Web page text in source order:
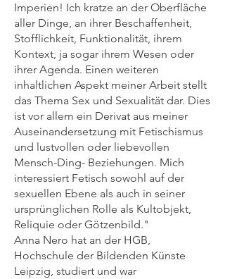
Imperien! Ich kratze an der Oberfläche
aller Dinge, an ihrer Beschaffenheit,
Stofflichkeit, Funktionalität, ihrem
Kontext, ja sogar ihrem Wesen oder
ihrer Agenda. Einen weiteren
inhaltlichen Aspekt meiner Arbeit stellt
das Thema Sex und Sexualität dar. Dies
ist vor allem ein Derivat aus meiner
Auseinandersetzung mit Fetischismus
und lustvollen oder liebevollen
Mensch-Ding- Beziehungen. Mich
interessiert Fetisch sowohl auf der
sexuellen Ebene als auch in seiner
ursprünglichen Rolle als Kultobjekt,
Reliquie oder Götzenbild."
Anna Nero hat an der HGB,
Hochschule der Bildenden Künste
Leipzig, studiert und war